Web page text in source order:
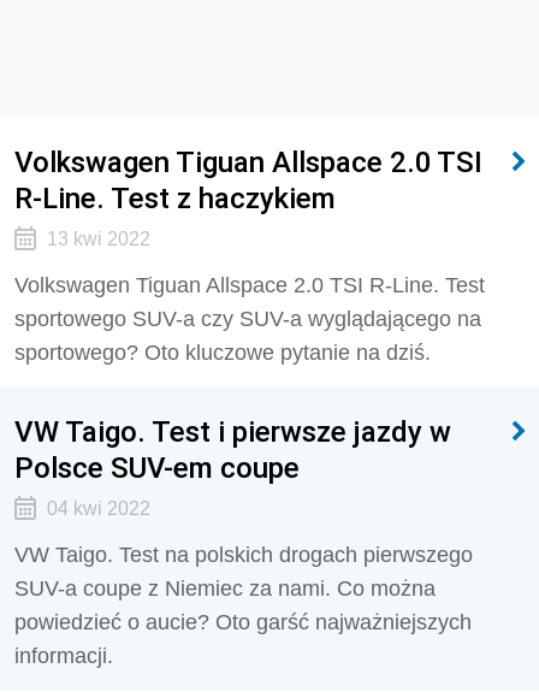
Volkswagen Tiguan Allspace 2.0 TSI
R-Line. Test z haczykiem
13 kwi 2022
Volkswagen Tiguan Allspace 2.0 TSI R-Line. Test
sportowego SUV-a czy SUV-a wyglądającego na
sportowego? Oto kluczowe pytanie na dziś.
VW Taigo. Test i pierwsze jazdy w
Polsce SUV-em coupe
04 kwi 2022
VW Taigo. Test na polskich drogach pierwszego
SUV-a coupe z Niemiec za nami. Co można
powiedzieć o aucie? Oto garść najważniejszych
informacji.